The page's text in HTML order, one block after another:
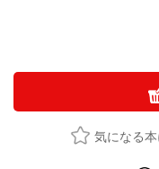
気になる本